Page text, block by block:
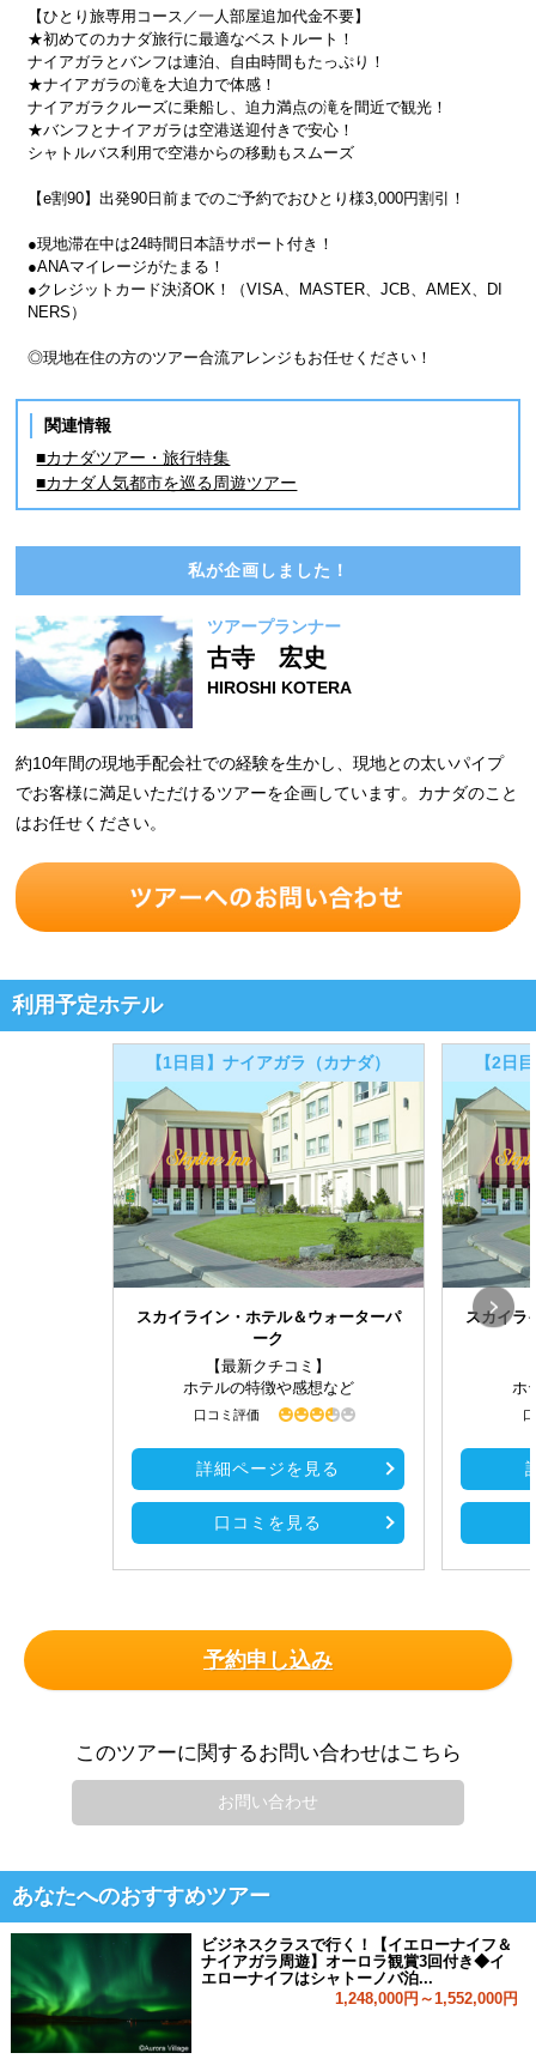
【ひとり旅専用コース／一人部屋追加代金不要】
★初めてのカナダ旅行に最適なベストルート！
ナイアガラとバンフは連泊、自由時間もたっぷり！
★ナイアガラの滝を大迫力で体感！
ナイアガラクルーズに乗船し、迫力満点の滝を間近で観光！
★バンフとナイアガラは空港送迎付きで安心！
シャトルバス利用で空港からの移動もスムーズ
【e割90】出発90日前までのご予約でおひとり様3,000円割引！
●現地滞在中は24時間日本語サポート付き！
●ANAマイレージがたまる！
●クレジットカード決済OK！（VISA、MASTER、JCB、AMEX、DI
NERS）
◎現地在住の方のツアー合流アレンジもお任せください！
関連情報
■カナダツアー・旅行特集
■カナダ人気都市を巡る周遊ツアー
私が企画しました！
ツアープランナー
古寺 宏史
HIROSHI KOTERA
約10年間の現地手配会社での経験を生かし、現地との太いパイプ
でお客様に満足いただけるツアーを企画しています。カナダのこと
はお任せください。
利用予定ホテル
【1日目】ナイアガラ（カナダ）
スカイライン・ホテル＆ウォーターパ
ーク
【最新クチコミ】
ホテルの特徴や感想など
口コミ評価
詳細ページを見る
口コミを見る
【2日
スカイラ
ホ
予約申し込み
このツアーに関するお問い合わせはこちら
お問い合わせ
あなたへのおすすめツアー
ビジネスクラスで行く！【イエローナイフ＆
ナイアガラ周遊】オーロラ観賞3回付き◆イ
エローナイフはシャトーノバ泊...
1,248,000円～1,552,000円